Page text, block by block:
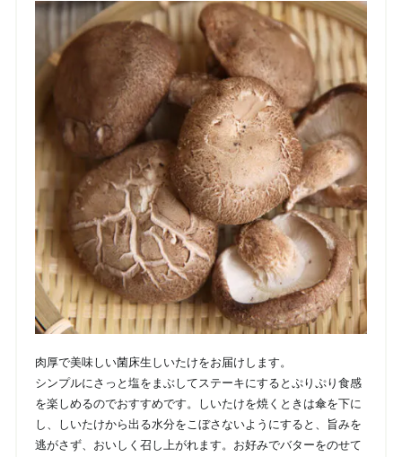
肉厚で美味しい菌床生しいたけをお届けします。
シンプルにさっと塩をまぶしてステーキにするとぷりぷり食感
を楽しめるのでおすすめです。しいたけを焼くときは傘を下に
し、しいたけから出る水分をこぼさないようにすると、旨みを
逃がさず、おいしく召し上がれます。お好みでバターをのせて